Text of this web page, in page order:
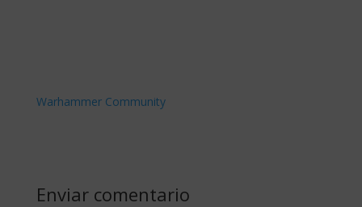
Warhammer Community
Enviar comentario